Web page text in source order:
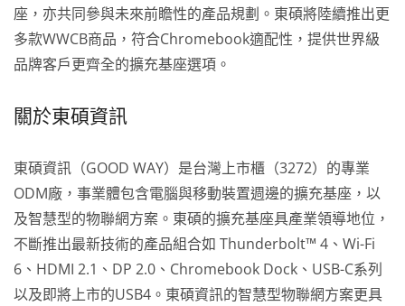
座，亦共同參與未來前瞻性的產品規劃。東碩將陸續推出更
多款WWCB商品，符合Chromebook適配性，提供世界級
品牌客戶更齊全的擴充基座選項。
關於東碩資訊
東碩資訊（GOOD WAY）是台灣上市櫃（3272）的專業
ODM廠，事業體包含電腦與移動裝置週邊的擴充基座，以
及智慧型的物聯網方案。東碩的擴充基座具產業領導地位，
不斷推出最新技術的產品組合如 Thunderbolt™ 4、Wi-Fi
6、HDMI 2.1、DP 2.0、Chromebook Dock、USB-C系列
以及即將上市的USB4。東碩資訊的智慧型物聯網方案更具